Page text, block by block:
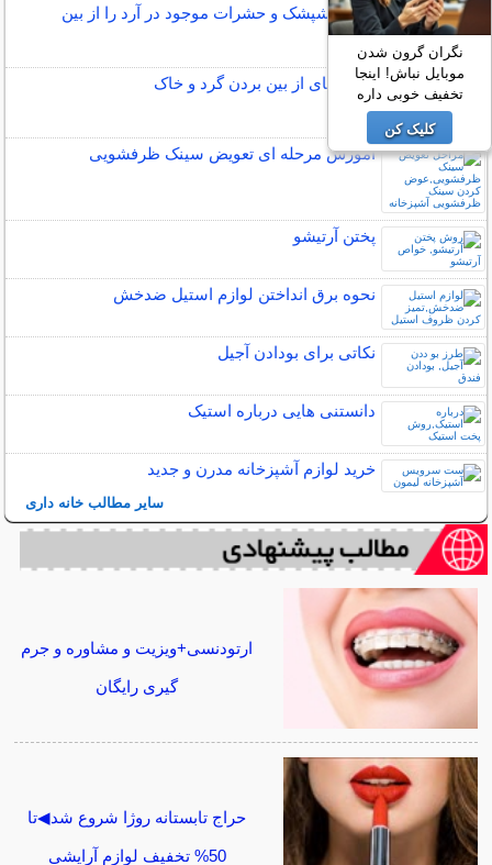
چگونه شپشک و حشرات موجود در آرد را از بین
ببریم؟
روش های از بين بردن گرد و خاک
آموزش مرحله ای تعویض سینک ظرفشویی
پختن آرتیشو
نحوه برق انداختن لوازم استیل ضدخش
نکاتی برای بودادن آجیل
دانستنی هایی درباره استیک
خرید لوازم آشپزخانه مدرن و جدید
سایر مطالب خانه داری
ارتودنسی+ویزیت و مشاوره و جرم
گیری رایگان
حراج تابستانه روژا شروع شد◀تا
50% تخفیف لوازم آرایشی
نگران گرون شدن
موبایل نباش! اینجا
تخفیف خوبی داره
کلیک کن